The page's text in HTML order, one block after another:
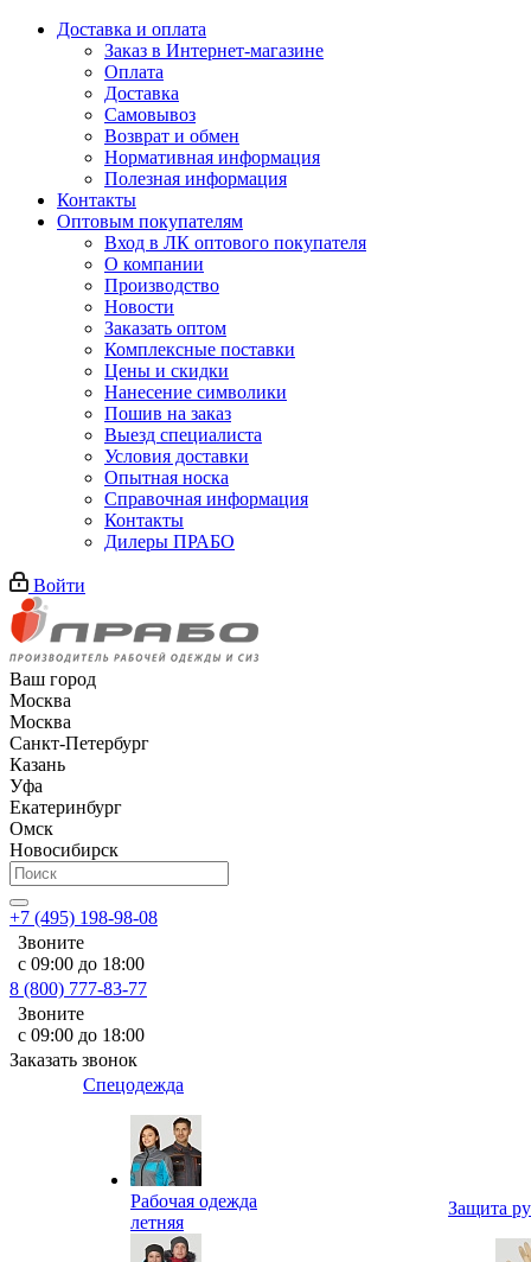
Доставка и оплата
Заказ в Интернет-магазине
Оплата
Доставка
Самовывоз
Возврат и обмен
Нормативная информация
Полезная информация
Контакты
Оптовым покупателям
Вход в ЛК оптового покупателя
О компании
Производство
Новости
Заказать оптом
Комплексные поставки
Цены и скидки
Нанесение символики
Пошив на заказ
Выезд специалиста
Условия доставки
Опытная носка
Справочная информация
Контакты
Дилеры ПРАБО
Войти
Ваш город
Москва
Москва
Санкт-Петербург
Казань
Уфа
Екатеринбург
Омск
Новосибирск
+7 (495) 198-98-08
Звоните
с 09:00 до 18:00
8 (800) 777-83-77
Звоните
с 09:00 до 18:00
Заказать звонок
Спецодежда
Рабочая одежда
летняя
Защита